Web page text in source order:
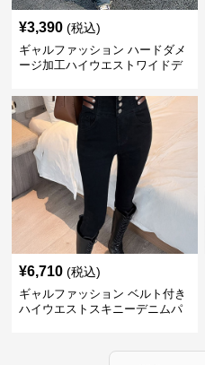
¥3,390 (税込)
ギャルファッション ハードダメ
ージ加工ハイウエストワイドデ
¥6,710 (税込)
ギャルファッション ベルト付き
ハイウエストスキニーデニムパ